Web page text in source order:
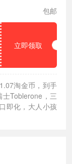
包邮
立即领取
淘金币，到手
Toblerone，三
即化，大人小孩